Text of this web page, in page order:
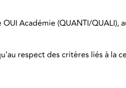
Académie (QUANTI/QUALI),
respect des critères liés à la